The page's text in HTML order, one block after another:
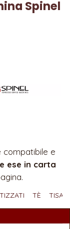
Spinel
compatibile e
ese in carta
TÈ